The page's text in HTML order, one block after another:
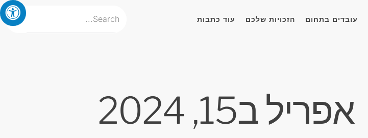
עובדים בתחום הזכויות שלכם עוד כתבות
אפריל ב15, 2024